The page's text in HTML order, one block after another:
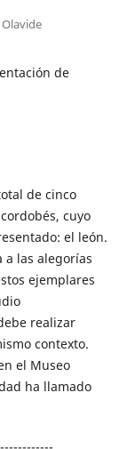
de
de cinco
cuyo
el león.
a las alegorías
ejemplares
realizar
contexto.
el Museo
ha llamado